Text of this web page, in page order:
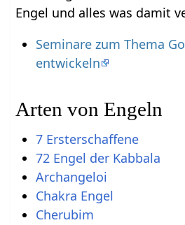
Engel und alles was damit
Seminare zum Thema
entwickeln
Arten von Engeln
7 Ersterschaffene
72 Engel der Kabbala
Archangeloi
Chakra Engel
Cherubim